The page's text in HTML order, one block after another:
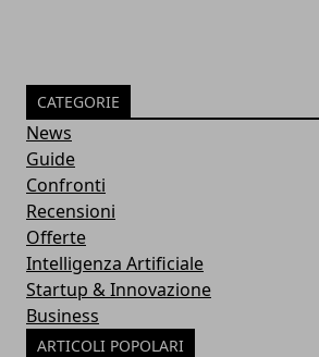
CATEGORIE
News
Guide
Confronti
Recensioni
Offerte
Intelligenza Artificiale
Startup & Innovazione
Business
ARTICOLI POPOLARI